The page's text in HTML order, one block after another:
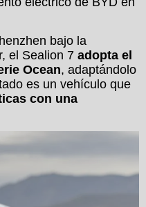
bajo la
el Sealion 7 adopta el
Ocean, adaptándolo
es un vehículo que
con una